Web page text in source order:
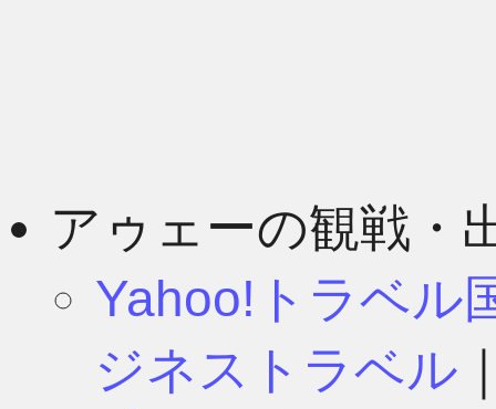
アゥェーの観戦・
Yahoo!トラベル
ジネストラベル